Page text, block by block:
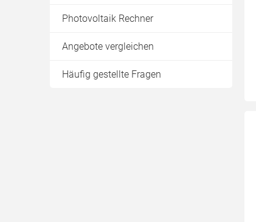
Photovoltaik Rechner
Angebote vergleichen
Häufig gestellte Fragen